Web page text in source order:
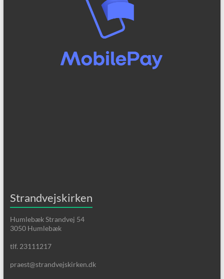
Strandvejskirken
Humlebæk Strandvej 54
3050 Humlebæk
tlf. 23111217
praest@strandvejskirken.dk